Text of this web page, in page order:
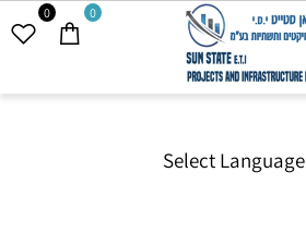
Select Language
0 0